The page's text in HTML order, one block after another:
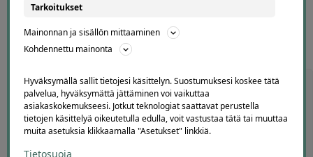
Usein kysyttyä kasvohoidoista Tampereella
Kasvohoitojen lisäksi muita
suosittuja kauneustarjouksia
Tampereella
Tarkoitukset
Mainonnan ja sisällön mittaaminen
Kohdennettu mainonta
Hyväksymällä sallit tietojesi käsittelyn. Suostumuksesi koskee tätä
palvelua, hyväksymättä jättäminen voi vaikuttaa
asiakaskokemukseesi. Jotkut teknologiat saattavat perustella
tietojen käsittelyä oikeutetulla edulla, voit vastustaa tätä tai muuttaa
muita asetuksia klikkaamalla "Asetukset" linkkiä.
Tietosuoja